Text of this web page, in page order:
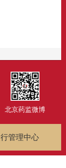
北京药监微博
管理中心